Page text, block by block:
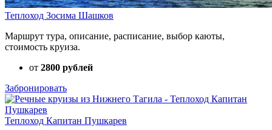
Теплоход Зосима Шашков
Маршрут тура, описание, расписание, выбор каюты,
стоимость круиза.
от 2800 рублей
Забронировать
Теплоход Капитан Пушкарев